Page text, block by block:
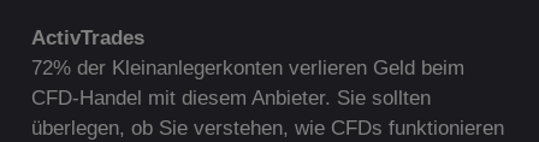
ActivTrades
72% der Kleinanlegerkonten verlieren Geld beim
CFD-Handel mit diesem Anbieter. Sie sollten
überlegen, ob Sie verstehen, wie CFDs funktionieren